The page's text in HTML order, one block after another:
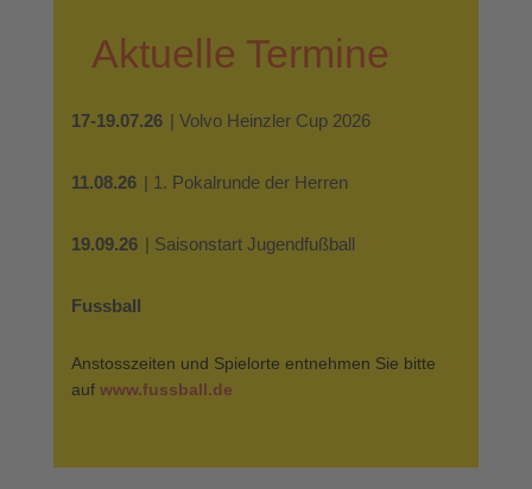
Aktuelle Termine
17-19.07.26 | Volvo Heinzler Cup 2026
11.08.26 | 1. Pokalrunde der Herren
19.09.26 | Saisonstart Jugendfußball
Fussball
Anstosszeiten und Spielorte entnehmen Sie bitte
auf www.fussball.de